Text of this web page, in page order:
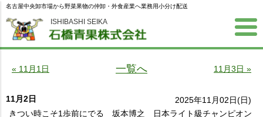
ISHIBASHI SEIKA
名古屋中央卸市場から野菜果物の仲卸・外食産業へ業務用小分け配送
« 11月1日 一覧へ 11月3日 »
11月2日
2025年11月02日(日)
きつい時こそ1歩前にでる 坂本博之 日本ライト級チャンピオン